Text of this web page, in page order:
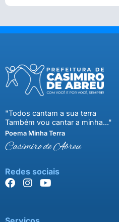
"Todos cantam a sua terra
Também vou cantar a minha..."
Poema Minha Terra
Casimiro de Abreu
Redes sociais